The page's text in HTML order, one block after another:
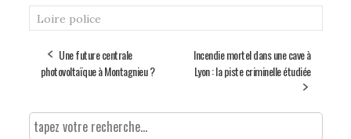
Loire police
Une future centrale
photovoltaïque à Montagnieu ?
Incendie mortel dans une cave à
Lyon : la piste criminelle étudiée